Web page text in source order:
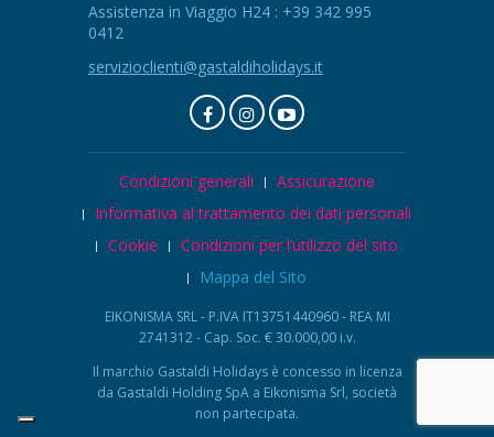
Assistenza in Viaggio H24 : +39 342 995
0412
servizioclienti@gastaldiholidays.it
Condizioni generali
Assicurazione
Informativa al trattamento dei dati personali
Cookie
Condizioni per l’utilizzo del sito
Mappa del Sito
EIKONISMA SRL - P.IVA IT13751440960 - REA MI
2741312 - Cap. Soc. € 30.000,00 i.v.
Il marchio Gastaldi Holidays è concesso in licenza
da Gastaldi Holding SpA a Eikonisma Srl, società
non partecipata.